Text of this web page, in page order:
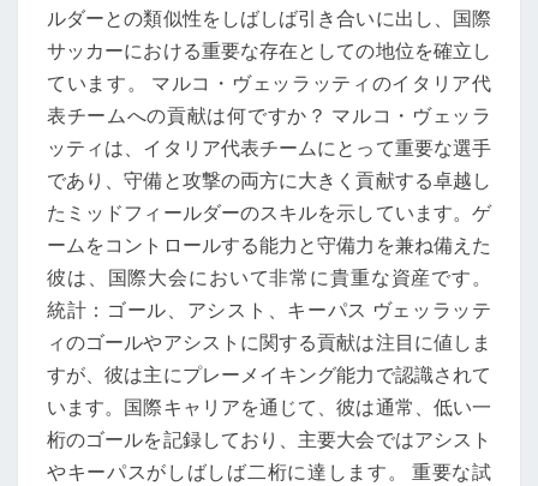
ルダーとの類似性をしばしば引き合いに出し、国際
サッカーにおける重要な存在としての地位を確立し
ています。 マルコ・ヴェッラッティのイタリア代
表チームへの貢献は何ですか？ マルコ・ヴェッラ
ッティは、イタリア代表チームにとって重要な選手
であり、守備と攻撃の両方に大きく貢献する卓越し
たミッドフィールダーのスキルを示しています。ゲ
ームをコントロールする能力と守備力を兼ね備えた
彼は、国際大会において非常に貴重な資産です。
統計：ゴール、アシスト、キーパス ヴェッラッテ
ィのゴールやアシストに関する貢献は注目に値しま
すが、彼は主にプレーメイキング能力で認識されて
います。国際キャリアを通じて、彼は通常、低い一
桁のゴールを記録しており、主要大会ではアシスト
やキーパスがしばしば二桁に達します。 重要な試